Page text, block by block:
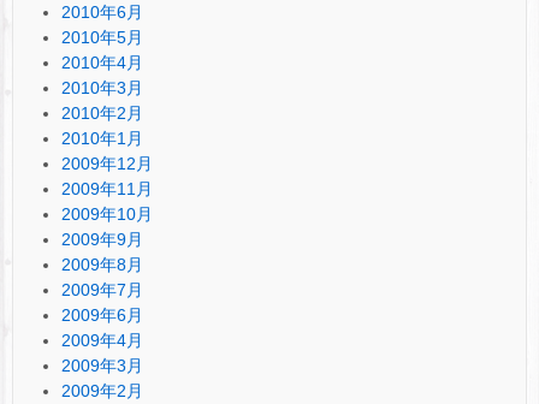
2010年6月
2010年5月
2010年4月
2010年3月
2010年2月
2010年1月
2009年12月
2009年11月
2009年10月
2009年9月
2009年8月
2009年7月
2009年6月
2009年4月
2009年3月
2009年2月